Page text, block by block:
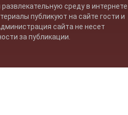
среду в интернете
публикуют на сайте гости и
сайта не несет
за публикации.